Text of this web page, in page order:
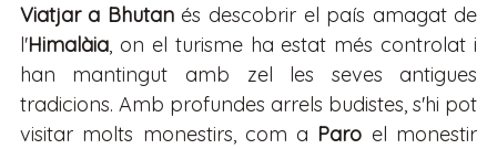
Viatjar a Bhutanés descobrir el país amagat de
l'Himalàia, on el turisme ha estat més controlat i
han mantingut amb zel les seves antigues
tradicions. Amb profundes arrels budistes, s'hi pot
visitar molts monestirs, com a Paro el monestir